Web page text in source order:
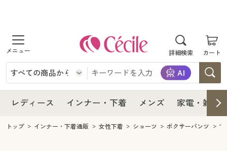
詳細検索 カート
商品を探す
レディース
レディースファッション
インナー・下着
インナー・下着通販すべて
メンズ
レディース インナー・下着 メンズ 家電・雑貨
レディース
レディース通販すべて
レディースファッション
インナー・下着
インナー・下着通販すべて
メンズ
トップ インナー・下着通販 女性下着 ショーツ ボクサーパンツ す